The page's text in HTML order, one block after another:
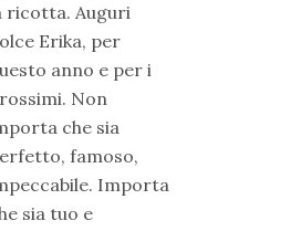
ricotta. Auguri
Erika, per
anno e per i
Non
che sia
famoso,
Importa
sia tuo e